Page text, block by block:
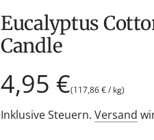
Eucalyptus Cotton Duftkerze von Kringle
Candle
Regulärer
Preis
4,95 €(117,86 €/ kg)
Inklusive Steuern. Versand